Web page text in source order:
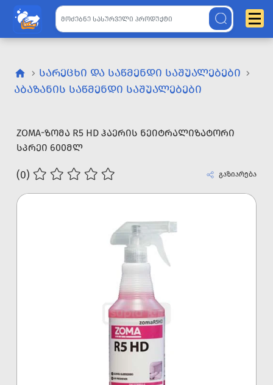
ᲡᲐᲠᲔᲪᲮᲘ ᲓᲐ ᲡᲐᲬᲛᲔᲜᲓᲘ ᲡᲐᲨᲣᲐᲚᲔᲑᲔᲑᲘ
ᲐᲑᲐᲖᲐᲜᲘᲡ ᲡᲐᲬᲛᲔᲜᲓᲘ ᲡᲐᲨᲣᲐᲚᲔᲑᲔᲑᲘ
ZOMA-ᲖᲝᲛᲐ R5 HD ᲰᲐᲔᲠᲘᲡ ᲜᲔᲘᲢᲠᲐᲚᲘᲖᲐᲢᲝᲠᲘ
ᲡᲞᲠᲔᲘ 600ᲛᲚ
(0) გაზიარება